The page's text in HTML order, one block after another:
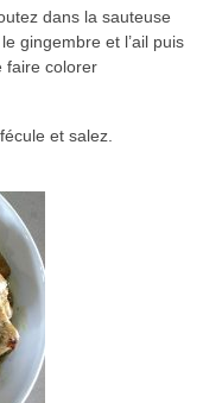
dans la sauteuse
gingembre et l’ail puis
faire colorer
et salez.